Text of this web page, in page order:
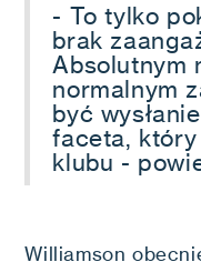
- To tylko
brak
Absolutnym
normalnym
być
faceta,
klubu -
Williamson